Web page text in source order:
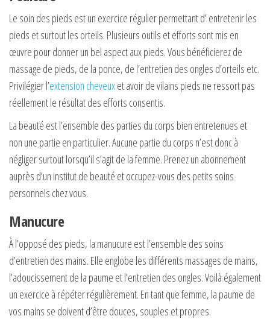
Le soin des pieds est un exercice régulier permettant d’ entretenir les
pieds et surtout les orteils. Plusieurs outils et efforts sont mis en
œuvre pour donner un bel aspect aux pieds. Vous bénéficierez de
massage de pieds, de la ponce, de l’entretien des ongles d’orteils etc.
Privilégier l’extension cheveuxet avoir de vilains pieds ne ressort pas
réellement le résultat des efforts consentis.
La beauté est l’ensemble des parties du corps bien entretenues et
non une partie en particulier. Aucune partie du corps n’est donc à
négliger surtout lorsqu’il s’agit de la femme. Prenez un abonnement
auprès d’un institut de beauté et occupez-vous des petits soins
personnels chez vous.
Manucure
À l’opposé des pieds, la manucure est l’ensemble des soins
d’entretien des mains. Elle englobe les différents massages de mains,
l’adoucissement de la paume et l’entretien des ongles. Voilà également
un exercice à répéter régulièrement. En tant que femme, la paume de
vos mains se doivent d’être douces, souples et propres.